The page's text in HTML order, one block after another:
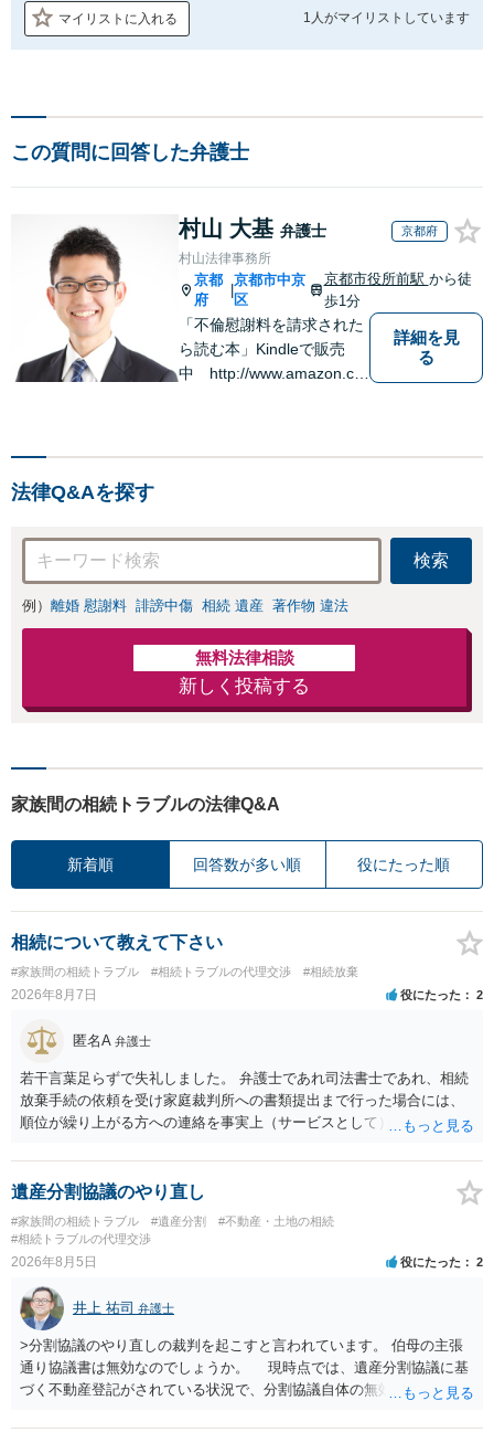
マイリストに入れる 1人がマイリストしています
この質問に回答した弁護士
村山 大基 弁護士 京都府
村山法律事務所
京都
府
|
京都市中京
区
京都市役所前駅 から徒
歩1分
「不倫慰謝料を請求された
ら読む本」Kindleで販売
中 http://www.amazon.co.
詳細を見
る
法律Q&Aを探す
検索
例） 離婚 慰謝料 誹謗中傷 相続 遺産 著作物 違法
無料法律相談
新しく投稿する
家族間の相続トラブルの法律Q&A
新着順 回答数が多い順 役にたった順
相続について教えて下さい
#家族間の相続トラブル #相続トラブルの代理交渉 #相続放棄
2026年8月7日 役にたった 2
匿名A 弁護士
若干言葉足らずで失礼しました。 弁護士であれ司法書士であれ、相続
放棄手続の依頼を受け家庭裁判所への書類提出まで行った場合には、
順位が繰り上がる方への連絡を事実上（サービスとして）行うことは
できない、という意味でした。
遺産分割協議のやり直し
#家族間の相続トラブル #遺産分割
#不動産・土地の相続
#相続トラブルの代理交渉
2026年8月5日 役にたった 2
井上 祐司 弁護士
>分割協議のやり直しの裁判を起こすと言われています。 伯母の主張
通り協議書は無効なのでしょうか。 現時点では、遺産分割協議に基
づく不動産登記がされている状況で、分割協議自体の無効を裁判所が
方の訴訟の主張及び立証次第ですが、 ・御祖母様の認知能力に関する